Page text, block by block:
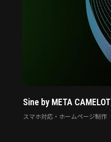
Sine by META CAMELOT
スマホ対応・ホームページ制作